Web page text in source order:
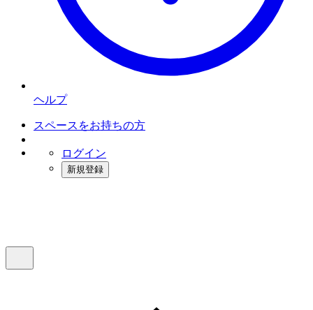
ヘルプ
スペースをお持ちの方
ログイン
新規登録